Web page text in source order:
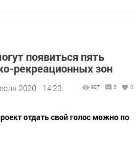
появиться пять
рекреационных зон
2020 - 14:23 987 0 0
отдать свой голос можно по